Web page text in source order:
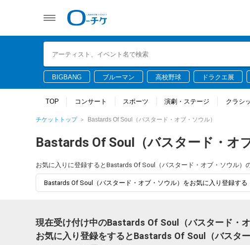
BIGBANG ブルーマン 高校野球 ドラクエ展
TOP コンサート スポーツ 演劇・ステージ クラシ
チケットトップ Bastards Of Soul（バスタード・オブ・ソウル）
Bastards Of Soul（バスタード・オ
お気に入りに登録するとBastards Of Soul（バスタード・オブ・ソウル）
Bastards Of Soul（バスタード・オブ・ソウル）をお気に入り登録する
現在受け付け中のBastards Of Soul（バスタード・
お気に入り登録をするとBastards Of Soul（バスタ